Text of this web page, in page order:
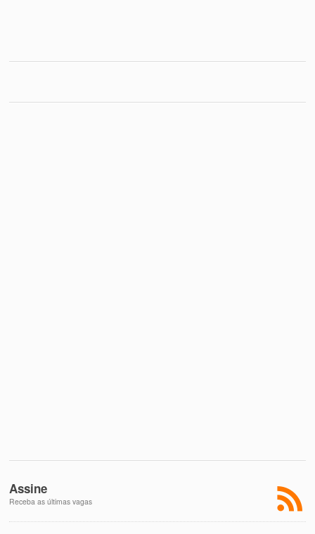
Assine
Receba as últimas vagas